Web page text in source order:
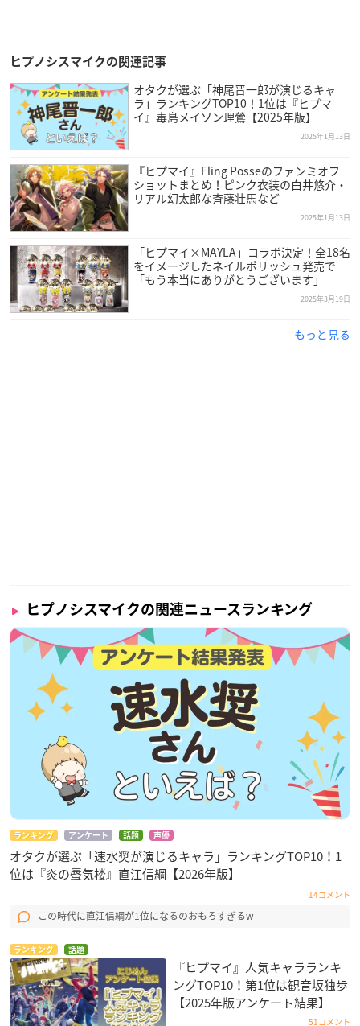
ヒプノシスマイクの関連記事
オタクが選ぶ「神尾晋一郎が演じるキャ
ラ」ランキングTOP10！1位は『ヒプマ
イ』毒島メイソン理鶯【2025年版】
2025年1月13日
『ヒプマイ』Fling Posseのファンミオフ
ショットまとめ！ピンク衣装の白井悠介・
リアル幻太郎な斉藤壮馬など
2025年1月13日
「ヒプマイ×MAYLA」コラボ決定！全18名
をイメージしたネイルポリッシュ発売で
「もう本当にありがとうございます」
2025年3月19日
もっと見る
ヒプノシスマイクの関連ニュースランキング
ランキング アンケート 話題 声優
オタクが選ぶ「速水奨が演じるキャラ」ランキングTOP10！1
位は『炎の蜃気楼』直江信綱【2026年版】
14コメント
この時代に直江信綱が1位になるのおもろすぎるw
ランキング 話題
『ヒプマイ』人気キャラランキ
ングTOP10！第1位は観音坂独歩
【2025年版アンケート結果】
51コメント